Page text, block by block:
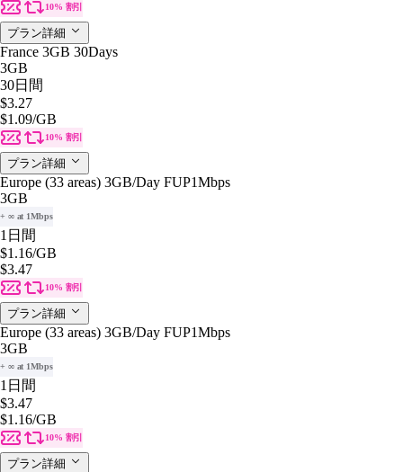
10% 割引
プラン詳細
France 3GB 30Days
3GB
30日間
$3.27
$1.09/GB
10% 割引
プラン詳細
Europe (33 areas) 3GB/Day FUP1Mbps
3GB
+ ∞ at 1Mbps
1日間
$1.16/GB
$3.47
10% 割引
プラン詳細
Europe (33 areas) 3GB/Day FUP1Mbps
3GB
+ ∞ at 1Mbps
1日間
$3.47
$1.16/GB
10% 割引
プラン詳細